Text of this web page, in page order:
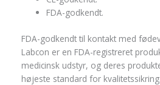
FDA-godkendt.
FDA-godkendt til kontakt med
Labcon er en FDA-registreret
medicinsk udstyr, og deres
højeste standard for